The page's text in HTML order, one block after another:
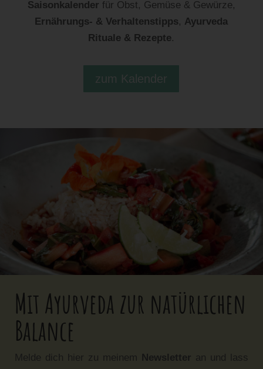
Saisonkalender für Obst, Gemüse & Gewürze,
Ernährungs- & Verhaltenstipps, Ayurveda
Rituale & Rezepte.
zum Kalender
Mit Ayurveda zur natürlichen
Balance
Melde dich hier zu meinem Newsletter an und lass